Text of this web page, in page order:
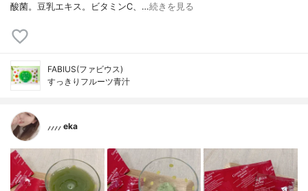
酸菌。豆乳エキス。ビタミンC、…続きを見る
FABIUS(ファビウス)
すっきりフルーツ青汁
⸝⸝⸝⸝ eka